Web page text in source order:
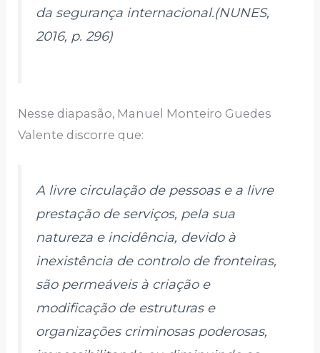
da segurança internacional.(NUNES,
2016, p. 296)
Nesse diapasão, Manuel Monteiro Guedes
Valente discorre que:
A livre circulação de pessoas e a livre
prestação de serviços, pela sua
natureza e incidência, devido à
inexistência de controlo de fronteiras,
são permeáveis à criação e
modificação de estruturas e
organizações criminosas poderosas,